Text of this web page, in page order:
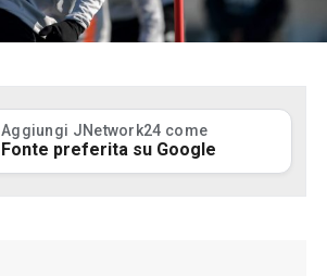
Aggiungi JNetwork24 come
Fonte preferita su Google